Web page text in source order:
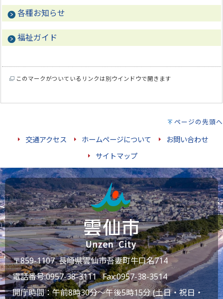
各種お知らせ
福祉ガイド
このマークがついているリンクは別ウインドウで開きます
ページの先頭へ
交通アクセス ホームページについて
お問い合わせ
サイトマップ
〒859-1107 長崎県雲仙市吾妻町牛口名714
電話番号:0957-38-3111Fax:0957-38-3514
開庁時間：午前8時30分～午後5時15分 (土日・祝日・